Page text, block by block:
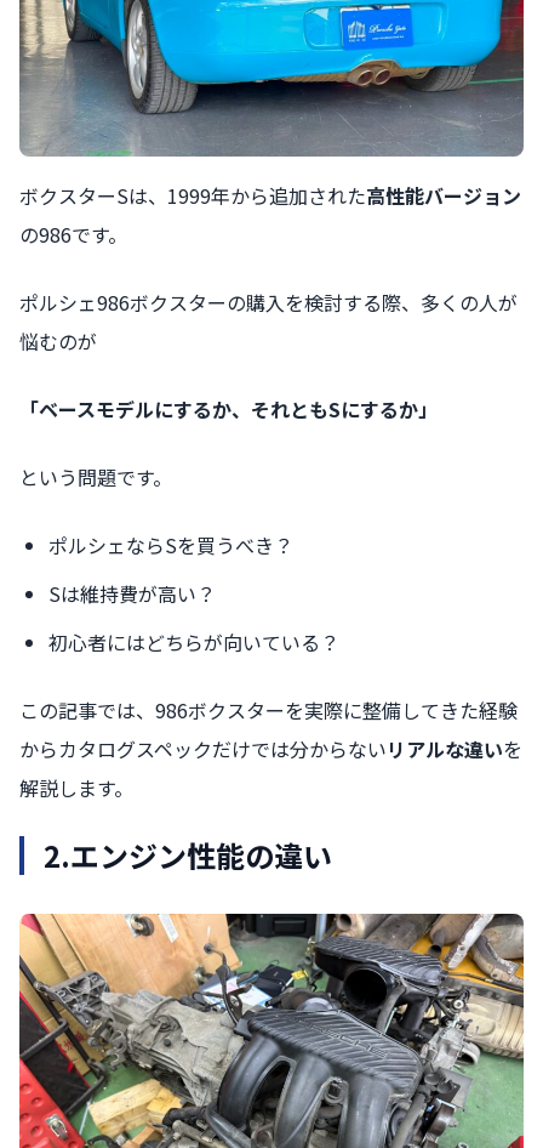
ボクスターSは、1999年から追加された高性能バージョン
の986です。
ポルシェ986ボクスターの購入を検討する際、多くの人が
悩むのが
「ベースモデルにするか、それともSにするか」
という問題です。
ポルシェならSを買うべき？
Sは維持費が高い？
初心者にはどちらが向いている？
この記事では、986ボクスターを実際に整備してきた経験
からカタログスペックだけでは分からないリアルな違いを
解説します。
2.エンジン性能の違い